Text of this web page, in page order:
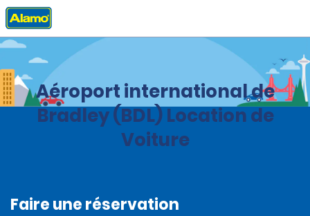
Accueil Agences Connecticut
Aéroport international de
Bradley (BDL) Location de
Voiture
Faire une réservation